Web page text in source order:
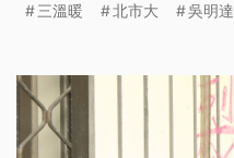
犯已經到派出所投案。
三溫暖 北市大 吳明達